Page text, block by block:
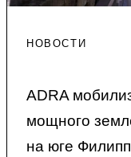
НОВОСТИ
ADRA
мощного
на юге